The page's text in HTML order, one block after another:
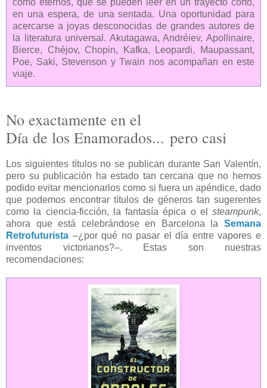
en una espera, de una sentada. Una oportunidad para
acercarse a joyas desconocidas de grandes autores de
la literatura universal. Akutagawa, Andréiev, Apollinaire,
Bierce, Chéjov, Chopin, Kafka, Leopardi, Maupassant,
Poe, Saki, Stevenson y Twain nos acompañan en este
viaje.
No exactamente en el
Día de los Enamorados... pero casi
Los siguientes títulos no se publican durante San Valentín,
pero su publicación ha estado tan cercana que no hemos
podido evitar mencionarlos como si fuera un apéndice, dado
que podemos encontrar títulos de géneros tan sugerentes
como la ciencia-ficción, la fantasía épica o el steampunk,
ahora que está celebrándose en Barcelona la Semana
Retrofuturista –¿por qué no pasar el día entre vapores e
inventos victorianos?–. Estas son nuestras
recomendaciones: